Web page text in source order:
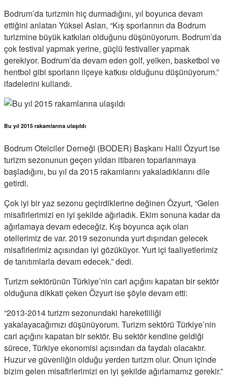
Bodrum’da turizmin hiç durmadığını, yıl boyunca devam
ettiğini anlatan Yüksel Aslan, “Kış sporlarının da Bodrum
turizmine büyük katkıları olduğunu düşünüyorum. Bodrum’da
çok festival yapmak yerine, güçlü festivaller yapmak
gerekiyor. Bodrum’da devam eden golf, yelken, basketbol ve
hentbol gibi sporların ilçeye katkısı olduğunu düşünüyorum.”
ifadelerini kullandı.
Bu yıl 2015 rakamlarına ulaşıldı
Bodrum Otelciler Derneği (BODER) Başkanı Halil Özyurt ise
turizm sezonunun geçen yıldan itibaren toparlanmaya
başladığını, bu yıl da 2015 rakamlarını yakaladıklarını dile
getirdi.
Çok iyi bir yaz sezonu geçirdiklerine değinen Özyurt, “Gelen
misafirlerimizi en iyi şekilde ağırladık. Ekim sonuna kadar da
ağırlamaya devam edeceğiz. Kış boyunca açık olan
otellerimiz de var. 2019 sezonunda yurt dışından gelecek
misafirlerimiz açısından iyi gözüküyor. Yurt içi faaliyetlerimiz
de tanıtımlarla devam edecek.” dedi.
Turizm sektörünün Türkiye’nin cari açığını kapatan bir sektör
olduğuna dikkati çeken Özyurt ise şöyle devam etti:
“2013-2014 turizm sezonundaki hareketliliği
yakalayacağımızı düşünüyorum. Turizm sektörü Türkiye’nin
cari açığını kapatan bir sektör. Bu sektör kendine geldiği
sürece, Türkiye ekonomisi açısından da faydalı olacaktır.
Huzur ve güvenliğin olduğu yerden turizm olur. Onun içinde
bizim gelen misafirlerimizi en iyi şekilde ağırlamamız gerekir.”